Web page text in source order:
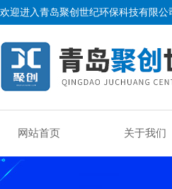
欢迎进入青岛聚创世纪环保科技有限公
网站首页 关于我们